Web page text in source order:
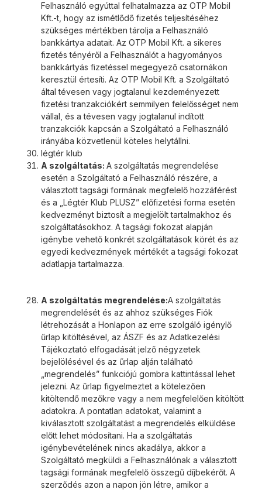
Felhasználó egyúttal felhatalmazza az OTP Mobil
Kft.-t, hogy az ismétlődő fizetés teljesítéséhez
szükséges mértékben tárolja a Felhasználó
bankkártya adatait. Az OTP Mobil Kft. a sikeres
fizetés tényéről a Felhasználót a hagyományos
bankkártyás fizetéssel megegyező csatornákon
keresztül értesíti. Az OTP Mobil Kft. a Szolgáltató
által tévesen vagy jogtalanul kezdeményezett
fizetési tranzakciókért semmilyen felelősséget nem
vállal, és a tévesen vagy jogtalanul indított
tranzakciók kapcsán a Szolgáltató a Felhasználó
irányába közvetlenül köteles helytállni.
légtér klub
A szolgáltatás: A szolgáltatás megrendelése
esetén a Szolgáltató a Felhasználó részére, a
választott tagsági formának megfelelő hozzáférést
és a „Légtér Klub PLUSZ” előfizetési forma esetén
kedvezményt biztosít a megjelölt tartalmakhoz és
szolgáltatásokhoz. A tagsági fokozat alapján
igénybe vehető konkrét szolgáltatások körét és az
egyedi kedvezmények mértékét a tagsági fokozat
adatlapja tartalmazza.
A szolgáltatás megrendelése:A szolgáltatás
megrendelését és az ahhoz szükséges Fiók
létrehozását a Honlapon az erre szolgáló igénylő
űrlap kitöltésével, az ÁSZF és az Adatkezelési
Tájékoztató elfogadását jelző négyzetek
bejelölésével és az űrlap alján található
„megrendelés” funkciójú gombra kattintással lehet
jelezni. Az űrlap figyelmeztet a kötelezően
kitöltendő mezőkre vagy a nem megfelelően kitöltött
adatokra. A pontatlan adatokat, valamint a
kiválasztott szolgáltatást a megrendelés elküldése
előtt lehet módosítani. Ha a szolgáltatás
igénybevételének nincs akadálya, akkor a
Szolgáltató megküldi a Felhasználónak a választott
tagsági formának megfelelő összegű díjbekérőt. A
szerződés azon a napon jön létre, amikor a